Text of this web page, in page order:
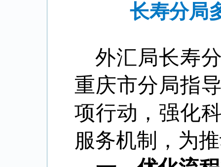
长寿分局
外汇局长寿
重庆市分局指
项行动，强化
服务机制，为